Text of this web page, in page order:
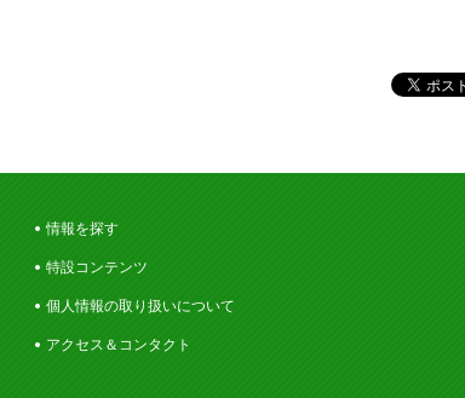
情報を探す
特設コンテンツ
個人情報の取り扱いについて
アクセス＆コンタクト